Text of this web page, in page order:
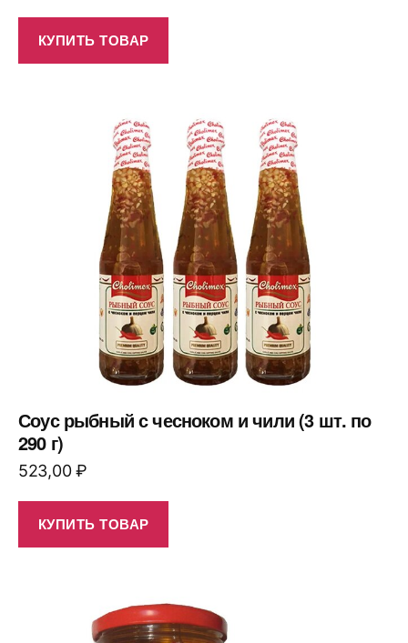
КУПИТЬ ТОВАР
Соус рыбный с чесноком и чили (3 шт. по
290 г)
523,00₽
КУПИТЬ ТОВАР